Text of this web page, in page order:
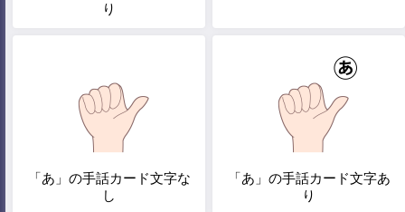
り
「あ」の手話カード文字な
し
「あ」の手話カード文字あ
り